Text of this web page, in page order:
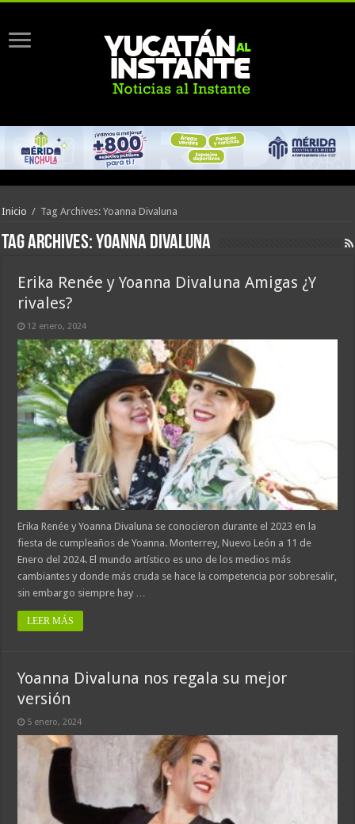
Inicio / Tag Archives: Yoanna Divaluna
Tag Archives:Yoanna Divaluna
Erika Renée y Yoanna Divaluna Amigas ¿Y
rivales?
12 enero, 2024
Erika Renée y Yoanna Divaluna se conocieron durante el 2023 en la
fiesta de cumpleaños de Yoanna. Monterrey, Nuevo León a 11 de
Enero del 2024. El mundo artístico es uno de los medios más
cambiantes y donde más cruda se hace la competencia por sobresalir,
sin embargo siempre hay …
LEER MÁS
Yoanna Divaluna nos regala su mejor
versión
5 enero, 2024